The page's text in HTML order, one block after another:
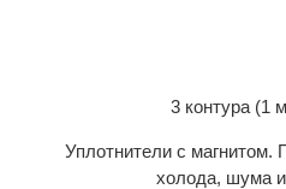
3 контура (1
Уплотнители с
холода, шума и